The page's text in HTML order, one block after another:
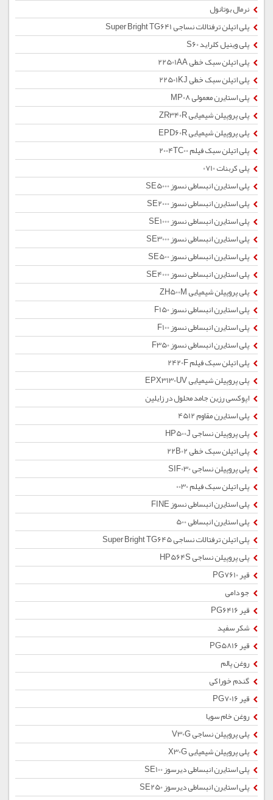
نرمال بوتانول
پلی اتیلن ترفتالات نساجی Super Bright TG641
پلی وینیل کلراید S60
پلی اتیلن سبک خطی 22501AA
پلی اتیلن سبک خطی 22501KJ
پلی استایرن معمولی MP08
پلی پروپیلن شیمیایی ZR340R
پلی پروپیلن شیمیایی EPD60R
پلی اتیلن سبک فیلم 2004TC00
پلی کربنات 0710
پلی استایرن انبساطی نسوز SE5000
پلی استایرن انبساطی نسوز SE2000
پلی استایرن انبساطی نسوز SE1000
پلی استایرن انبساطی نسوز SE3000
پلی استایرن انبساطی نسوز SE500
پلی استایرن انبساطی نسوز SE4000
پلی پروپیلن شیمیایی ZH500M
پلی استایرن انبساطی نسوز F150
پلی استایرن انبساطی نسوز F100
پلی استایرن انبساطی نسوز F350
پلی اتیلن سبک فیلم 2420F
پلی پروپیلن شیمیایی EPX3130UV
اپوکسی رزین جامد محلول در زایلین
پلی استایرن مقاوم 4512
پلی پروپیلن نساجی HP500J
پلی اتیلن سبک خطی 22B02
پلی پروپیلن نساجی SIF030
پلی اتیلن سبک فیلم 0030
پلی استایرن انبساطی نسوز FINE
پلی استایرن انبساطی 500
پلی اتیلن ترفتالات نساجی Super Bright TG645
پلی پروپیلن نساجی HP564S
قیر PG7610
جو دامی
قیر PG6416
شکر سفید
قیر PG5816
روغن پالم
گندم خوراکی
قیر PG7016
روغن خام سویا
پلی پروپیلن نساجی V30G
پلی پروپیلن شیمیایی X30G
پلی استایرن انبساطی دیرسوز SE100
پلی استایرن انبساطی دیرسوز SE250